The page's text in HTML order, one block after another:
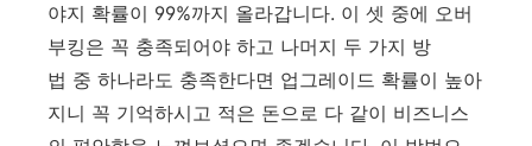
야지 확률이 99%까지 올라갑니다. 이 셋 중에 오버
부킹은 꼭 충족되어야 하고 나머지 두 가지 방
법 중 하나라도 충족한다면 업그레이드 확률이 높아
지니 꼭 기억하시고 적은 돈으로 다 같이 비즈니스